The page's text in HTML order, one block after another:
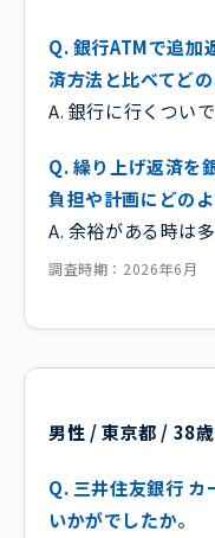
Q. 銀行ATMで追加
済方法と比べてど
A. 銀行に行くつい
Q. 繰り上げ返済を
負担や計画にどの
A. 余裕がある時は
調査時期：2026年6月
男性 / 東京都 / 38歳
Q. 三井住友銀行 カ
いかがでしたか。